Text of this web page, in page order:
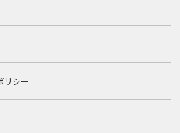
リシー